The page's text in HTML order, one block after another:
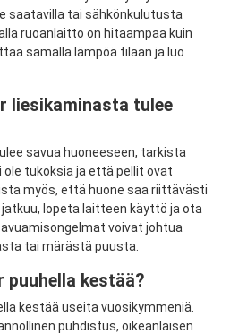
saatavilla tai sähkönkulutusta
ruoanlaitto on hitaampaa kuin
samalla lämpöä tilaan ja luo
liesikaminasta tulee
savua huoneeseen, tarkista
tukoksia ja että pellit ovat
myös, että huone saa riittävästi
lopeta laitteen käyttö ja ota
voivat johtua
tai märästä puusta.
puuhella kestää?
kestää useita vuosikymmeniä.
puhdistus, oikeanlaisen